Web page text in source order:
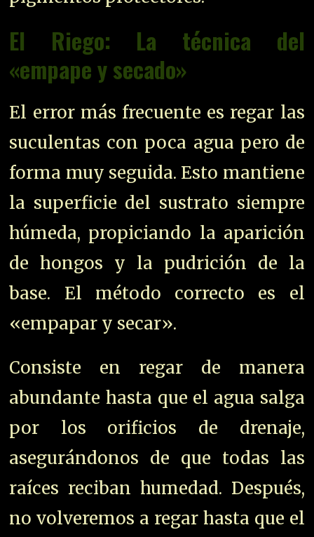
El Riego: La técnica del
«empape y secado»
El error más frecuente es regar las
suculentas con poca agua pero de
forma muy seguida. Esto mantiene
la superficie del sustrato siempre
húmeda, propiciando la aparición
de hongos y la pudrición de la
base. El método correcto es el
«empapar y secar».
Consiste en regar de manera
abundante hasta que el agua salga
por los orificios de drenaje,
asegurándonos de que todas las
raíces reciban humedad. Después,
no volveremos a regar hasta que el